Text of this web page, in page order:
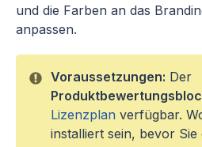
und die Farben an das
anpassen.
Voraussetzungen: Der
Lizenzplan verfügbar.
installiert sein, bevor Sie